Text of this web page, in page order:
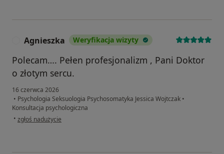
Agnieszka Weryfikacja wizyty
Polecam…. Pełen profesjonalizm , Pani Doktor
o złotym sercu.
16 czerwca 2026
• Psychologia Seksuologia Psychosomatyka Jessica Wojtczak •
Konsultacja psychologiczna
• w opinii użytkownika Agnieszka
zgłoś nadużycie